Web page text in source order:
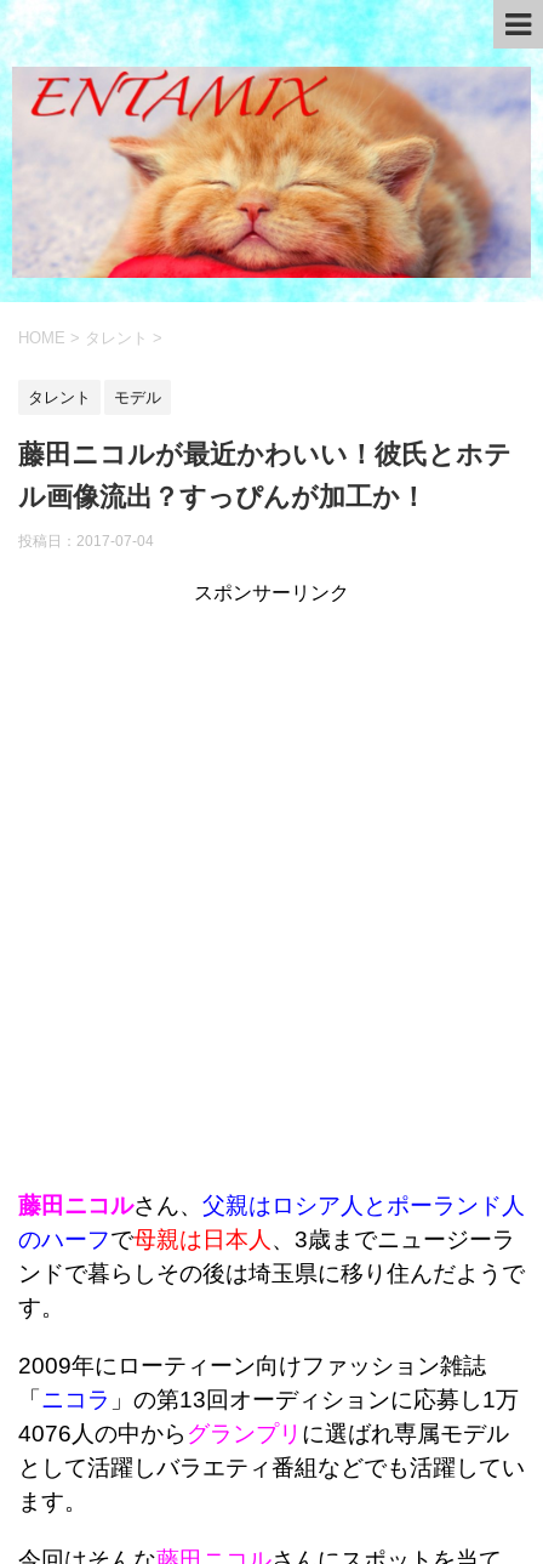
HOME > タレント >
タレント モデル
藤田ニコルが最近かわいい！彼氏とホテ
ル画像流出？すっぴんが加工か！
投稿日： 2017-07-04
スポンサーリンク
藤田ニコルさん、 父親はロシア人とポーランド人
のハーフで母親は日本人 、3歳までニュージーラ
ンドで暮らしその後は埼玉県に移り住んだようで
す。
2009年にローティーン向けファッション雑誌
「ニコラ 」の第13回オーディションに応募し1万
4076人の中から グランプリ に選ばれ専属モデル
として活躍しバラエティ番組などでも活躍してい
ます。